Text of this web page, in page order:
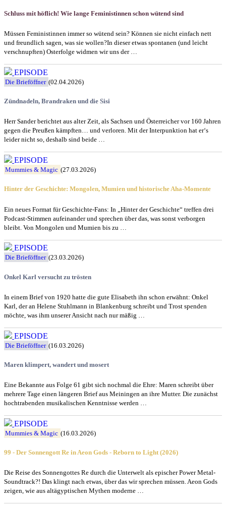
Schluss mit höflich! Wie lange Feministinnen schon wütend sind
Müssen Feministinnen immer so wütend sein? Können sie nicht einfach nett
und freundlich sagen, was sie wollen?In dieser etwas spontanen (und leicht
verschnupften) Osterfolge widmen wir uns der …
EPISODE
Die Brieföffner (02.04.2026)
Zündnadeln, Brandraken und die Sisi
Herr Sander berichtet aus alter Zeit, als Sachsen und Österreicher vor 160 Jahren
gegen die Preußen kämpften… und verloren. Mit der Interpunktion hat er‘s
leider nicht so, deshalb sind beide …
EPISODE
Mummies & Magic (27.03.2026)
Hinter der Geschichte: Mongolen, Mumien und historische Aha-Momente
Ein neues Format für Geschichte-Fans: In „Hinter der Geschichte“ treffen drei
Podcast-Stimmen aufeinander und sprechen über das, was sonst verborgen
bleibt. Von Mongolen und Mumien bis zu …
EPISODE
Die Brieföffner (23.03.2026)
Onkel Karl versucht zu trösten
In einem Brief von 1920 hatte die gute Elisabeth ihn schon erwähnt: Onkel
Karl, der an Helene Stuhlmann in Blankenburg schreibt und Trost spenden
möchte, was ihm unserer Ansicht nach nur mäßig …
EPISODE
Die Brieföffner (16.03.2026)
Maren klimpert, wandert und mosert
Eine Bekannte aus Folge 61 gibt sich nochmal die Ehre: Maren schreibt über
mehrere Tage einen längeren Brief aus Meiningen an ihre Mutter. Die zunächst
hochtrabenden musikalischen Kenntnisse werden …
EPISODE
Mummies & Magic (16.03.2026)
99 - Der Sonnengott Re in Aeon Gods - Reborn to Light (2026)
Die Reise des Sonnengottes Re durch die Unterwelt als epischer Power Metal-
Soundtrack?! Das klingt nach etwas, über das wir sprechen müssen. Aeon Gods
zeigen, wie aus altägyptischen Mythen moderne …